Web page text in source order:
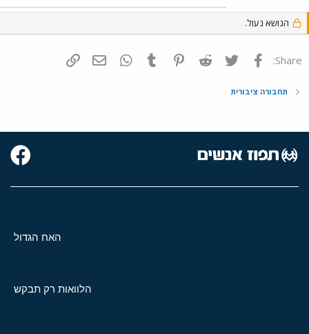
הנושא נעול.
Share: פייסבוק Twitter
Reddit
Pinterest
Tumblr
WhatsAppדואר אלקטרוני
תחבורה ציבורית
האח הגדול
הלוואות רק תבקש